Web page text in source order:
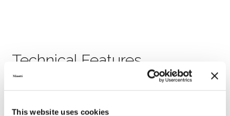
This website uses cookies
Technical Features